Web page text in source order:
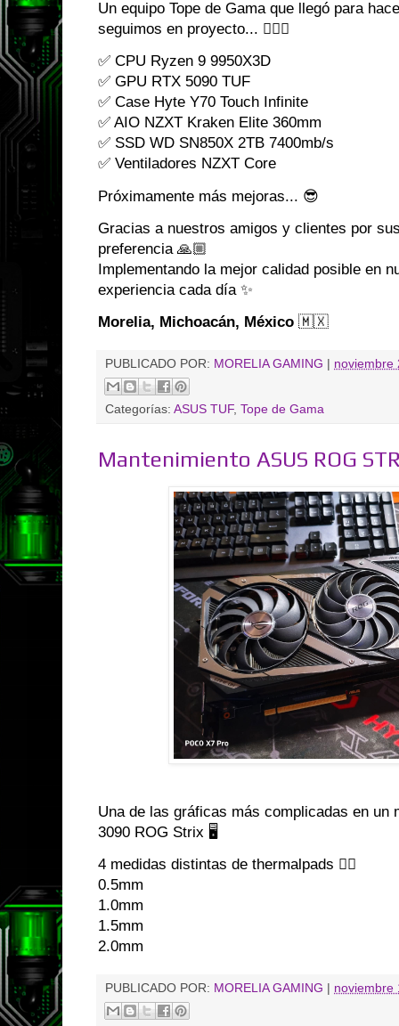
Un equipo Tope de Gama que llegó para
seguimos en proyecto... 👌🏼😌
✅ CPU Ryzen 9 9950X3D
✅ GPU RTX 5090 TUF
✅ Case Hyte Y70 Touch Infinite
✅ AIO NZXT Kraken Elite 360mm
✅ SSD WD SN850X 2TB 7400mb/s
✅ Ventiladores NZXT Core
Próximamente más mejoras... 😎
Gracias a nuestros amigos y clientes por
preferencia 🙏🏼
Implementando la mejor calidad posible en
experiencia cada día ✨
Morelia, Michoacán, México 🇲🇽
PUBLICADO POR: MORELIA GAMING noviembre
Categorías: ASUS TUF, Tope de Gama
Mantenimiento ASUS ROG
Una de las gráficas más complicadas en un
3090 ROG Strix 🖥️
4 medidas distintas de thermalpads 😮‍💨
0.5mm
1.0mm
1.5mm
2.0mm
PUBLICADO POR: MORELIA GAMING noviembre